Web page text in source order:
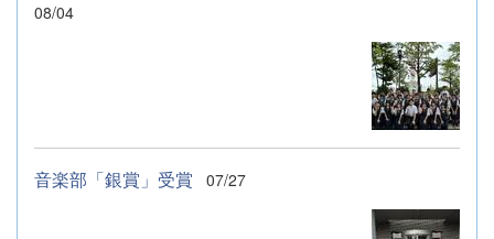
08/04
音楽部「銀賞」受賞 07/27